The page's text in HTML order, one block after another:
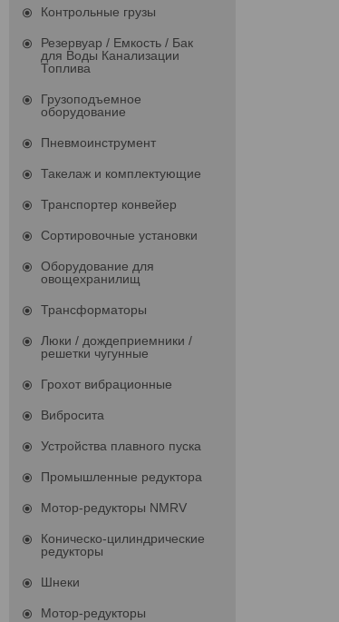
Контрольные грузы
Резервуар / Емкость / Бак
для Воды Канализации
Топлива
Грузоподъемное
оборудование
Пневмоинструмент
Такелаж и комплектующие
Транспортер конвейер
Сортировочные установки
Оборудование для
овощехранилищ
Трансформаторы
Люки / дождеприемники /
решетки чугунные
Грохот вибрационные
Вибросита
Устройства плавного пуска
Промышленные редуктора
Мотор-редукторы NMRV
Коническо-цилиндрические
редукторы
Шнеки
Мотор-редукторы